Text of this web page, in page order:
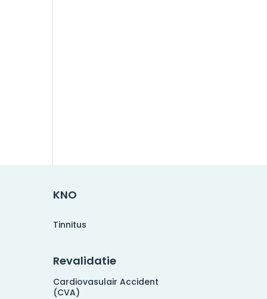
KNO
Tinnitus
Revalidatie
Cardiovasulair Accident
(CVA)